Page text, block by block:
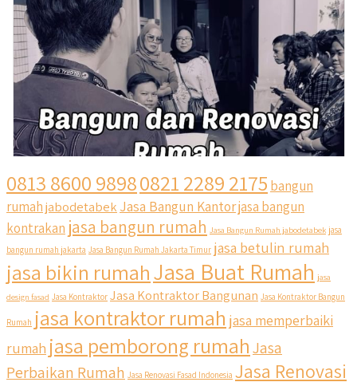
0813 8600 98980821 2289 2175 bangun
rumahjabodetabek Jasa Bangun Kantorjasa bangun
kontrakan jasa bangun rumah Jasa Bangun Rumah jabodetabek jasa
bangun rumah jakarta Jasa Bangun Rumah Jakarta Timur jasa betulin rumah
jasa bikin rumahJasa Buat Rumah jasa
design fasad Jasa Kontraktor Jasa Kontraktor Bangunan Jasa Kontraktor Bangun
Rumah jasa kontraktor rumah jasa memperbaiki
rumah jasa pemborong rumahJasa
Perbaikan Rumah Jasa Renovasi Fasad Indonesia Jasa Renovasi